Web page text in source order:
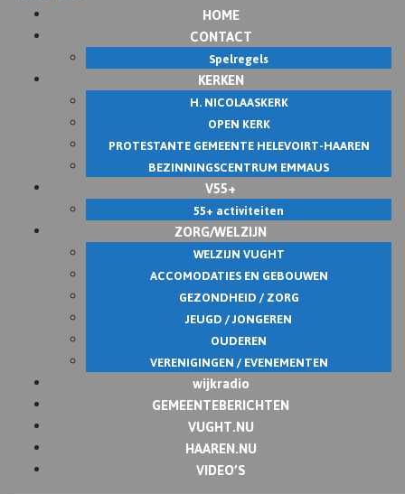
HOME
CONTACT
Spelregels
KERKEN
H. NICOLAASKERK
OPEN KERK
PROTESTANTE GEMEENTE HELEVOIRT-HAAREN
BEZINNINGSCENTRUM EMMAUS
V55+
55+ activiteiten
ZORG/WELZIJN
WELZIJN VUGHT
ACCOMODATIES EN GEBOUWEN
GEZONDHEID / ZORG
JEUGD / JONGEREN
OUDEREN
VERENIGINGEN / EVENEMENTEN
wijkradio
GEMEENTEBERICHTEN
VUGHT.NU
HAAREN.NU
VIDEO’S